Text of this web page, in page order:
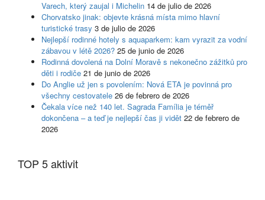
Varech, který zaujal i Michelin 14 de julio de 2026
Chorvatsko jinak: objevte krásná místa mimo hlavní
turistické trasy 3 de julio de 2026
Nejlepší rodinné hotely s aquaparkem: kam vyrazit za vodní
zábavou v létě 2026? 25 de junio de 2026
Rodinná dovolená na Dolní Moravě s nekonečno zážitků pro
děti i rodiče 21 de junio de 2026
Do Anglie už jen s povolením: Nová ETA je povinná pro
všechny cestovatele 26 de febrero de 2026
Čekala více než 140 let. Sagrada Família je téměř
dokončena – a teď je nejlepší čas ji vidět 22 de febrero de
2026
TOP 5 aktivit